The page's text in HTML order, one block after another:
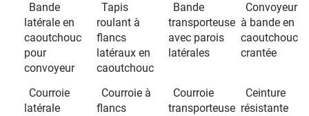
Bande
latérale en
caoutchouc
pour
convoyeur
Tapis
roulant à
flancs
latéraux en
caoutchouc
Bande
transporteuse
avec parois
latérales
Convoyeur
à bande en
caoutchouc
crantée
Courroie
latérale
Courroie à
flancs
Courroie
transporteuse
Ceinture
résistante